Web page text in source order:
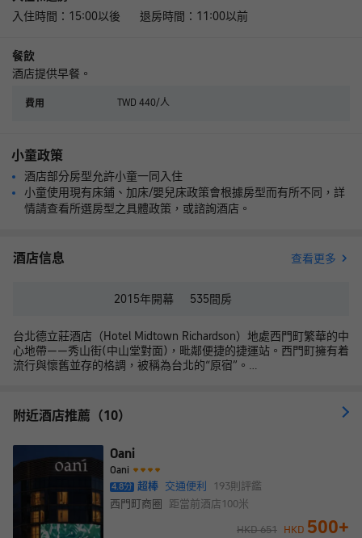
入住時間：15:00以後 退房時間：11:00以前
餐飲
酒店提供早餐。
費用 TWD 440/人
小童政策
酒店部分房型允許小童一同入住
小童使用現有床鋪、加床/嬰兒床政策會根據房型而有所不同，詳
情請查看所選房型之具體政策，或諮詢酒店。
酒店信息 查看更多
2015年開幕 535間房
台北德立莊酒店（Hotel Midtown Richardson）地處西門町繁華的中
心地帶——秀山街(中山堂對面)，毗鄰便捷的捷運站。西門町擁有着
流行與懷舊並存的格調，被稱為台北的“原宿”。
等。
同時，西門商圈也是美食的聚集地,舉凡阿宗面線 、桃源街牛肉麪、
德立莊裝潢雅緻、時尚，客房寬敞舒適，配置超大液晶電視、有線
電視、有線及無線寬帶、小冰箱、保險箱等。完善的設施與舒適的
環境，讓您的台北之旅增添更多便捷與精彩。
台北市旅館514-2號
附近酒店推薦（10）
Oani
Oani
4.8分 超棒 交通便利 193則評鑑
西門町商圈
距當前酒店 100米
HKD651 HKD 500+